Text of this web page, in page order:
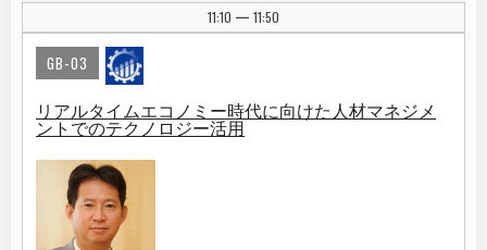
11:10 | 11:50
GB-03
リアルタイムエコノミー時代に向けた人材マネジメ
ントでのテクノロジー活用